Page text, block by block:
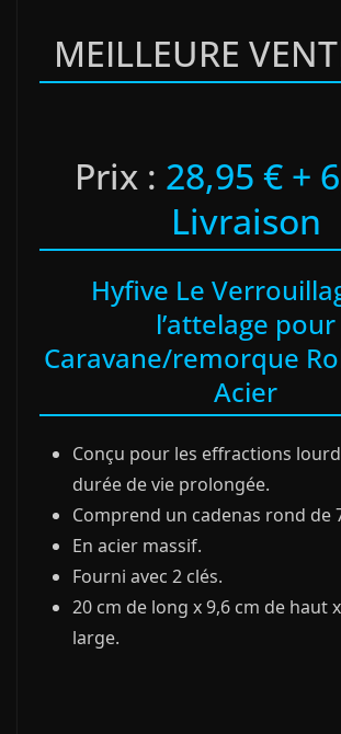
MEILLEURE
Prix : 28,95 € +
Livraison
Hyfive Le
l’attelage pour
Caravane/remorque
Acier
Conçu pour les effractions
durée de vie prolongée.
Comprend un cadenas rond de
En acier massif.
Fourni avec 2 clés.
20 cm de long x 9,6 cm de haut
large.